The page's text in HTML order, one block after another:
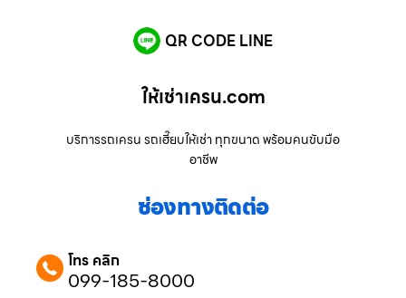
QR CODE LINE
ให้เช่าเครน.com
บริการรถเครน รถเฮี๊ยบให้เช่า ทุกขนาด พร้อมคนขับมือ
อาชีพ
ช่องทางติดต่อ
โทร คลิก
099-185-8000